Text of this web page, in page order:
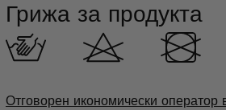
Грижа за продукта
Отговорен икономически оператор